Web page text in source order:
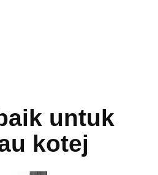
untuk
kotej